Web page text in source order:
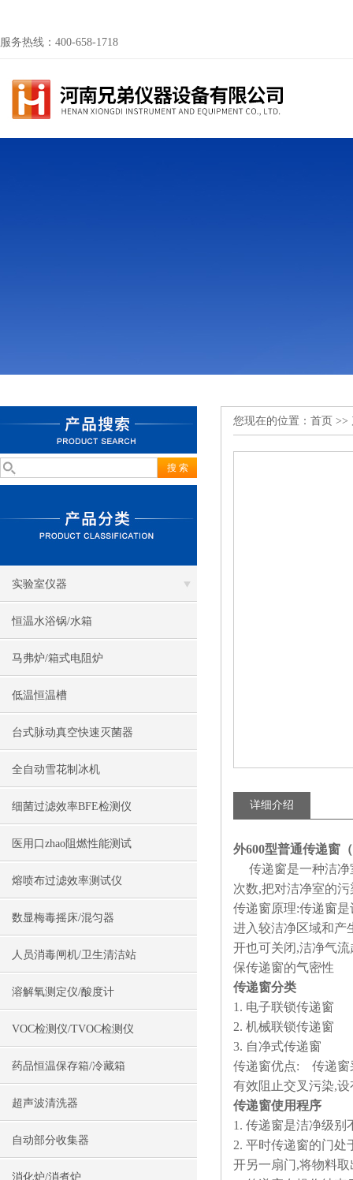
服务热线：400-658-1718
实验室仪器
恒温水浴锅/水箱
马弗炉/箱式电阻炉
低温恒温槽
台式脉动真空快速灭菌器
全自动雪花制冰机
细菌过滤效率BFE检测仪
医用口zhao阻燃性能测试
熔喷布过滤效率测试仪
数显梅毒摇床/混匀器
人员消毒闸机/卫生清洁站
溶解氧测定仪/酸度计
VOC检测仪/TVOC检测仪
药品恒温保存箱/冷藏箱
超声波清洗器
自动部分收集器
消化炉/消煮炉
您现在的位置： 首页 >>
详细介绍
外600型普通传递窗
传递窗是一种洁净
次数,把对洁净室的
传递窗原理:传递窗
进入较洁净区域和产
开也可关闭,洁净气
保传递窗的气密性
传递窗分类
1. 电子联锁传递窗
2. 机械联锁传递窗
3. 自净式传递窗
传递窗优点: 传递窗
有效阻止交叉污染,
传递窗使用程序
1. 传递窗是洁净级别
2. 平时传递窗的门处
开另一扇门,将物料